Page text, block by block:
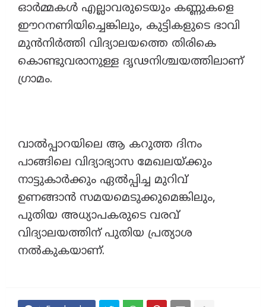
ഓർമ്മകൾ എല്ലാവരുടെയും കണ്ണുകളെ
ഈറനണിയിച്ചെങ്കിലും, കുട്ടികളുടെ ഭാവി
മുൻനിർത്തി വിദ്യാലയത്തെ തിരികെ
കൊണ്ടുവരാനുള്ള ദൃഢനിശ്ചയത്തിലാണ്
ഗ്രാമം.
വാൽപ്പാറയിലെ ആ കറുത്ത ദിനം
പാങ്ങിലെ വിദ്യാഭ്യാസ മേഖലയ്ക്കും
നാട്ടുകാർക്കും ഏൽപ്പിച്ച മുറിവ്
ഉണങ്ങാൻ സമയമെടുക്കുമെങ്കിലും,
പുതിയ അധ്യാപകരുടെ വരവ്
വിദ്യാലയത്തിന് പുതിയ പ്രത്യാശ
നൽകുകയാണ്.